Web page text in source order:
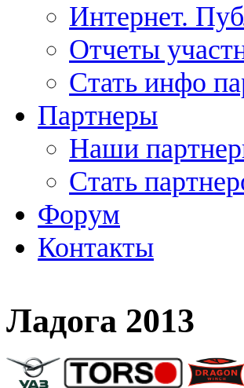
Интернет.
Отчеты
Стать инфо
Партнеры
Наши
Стать
Форум
Контакты
Ладога 2013